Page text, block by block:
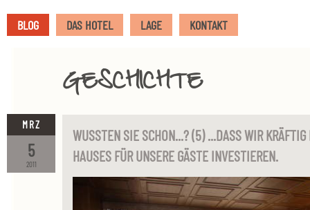
BLOG DAS HOTEL LAGE KONTAKT
GESCHICHTE
2011
5
MRZ
WUSSTEN SIE SCHON...? (5) ...DASS WIR
HAUSES FÜR UNSERE GÄSTE INVESTIEREN.